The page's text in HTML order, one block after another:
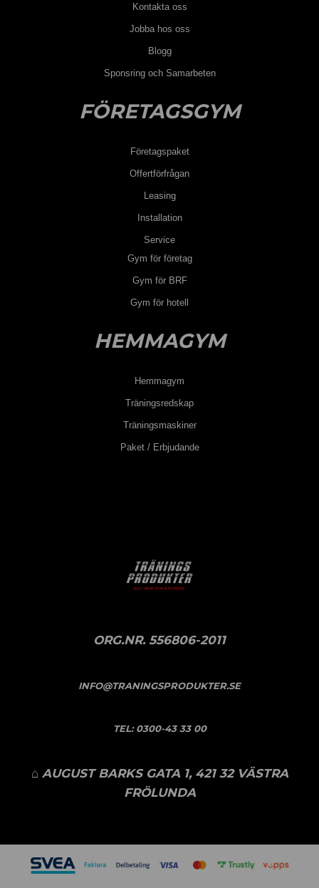
Kontakta oss
Jobba hos oss
Blogg
Sponsring och Samarbeten
FÖRETAGSGYM
Företagspaket
Offertförfrågan
Leasing
Installation
Service
Gym för företag
Gym för BRF
Gym för hotell
HEMMAGYM
Hemmagym
Träningsredskap
Träningsmaskiner
Paket / Erbjudande
ORG.NR. 556806-2011
INFO@TRANINGSPRODUKTER.SE
TEL:0300-43 33 00
⌂ AUGUST BARKS GATA 1, 421 32 VÄSTRA
FRÖLUNDA